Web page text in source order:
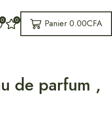
0 0 Panier 0.00CFA
de parfum ,